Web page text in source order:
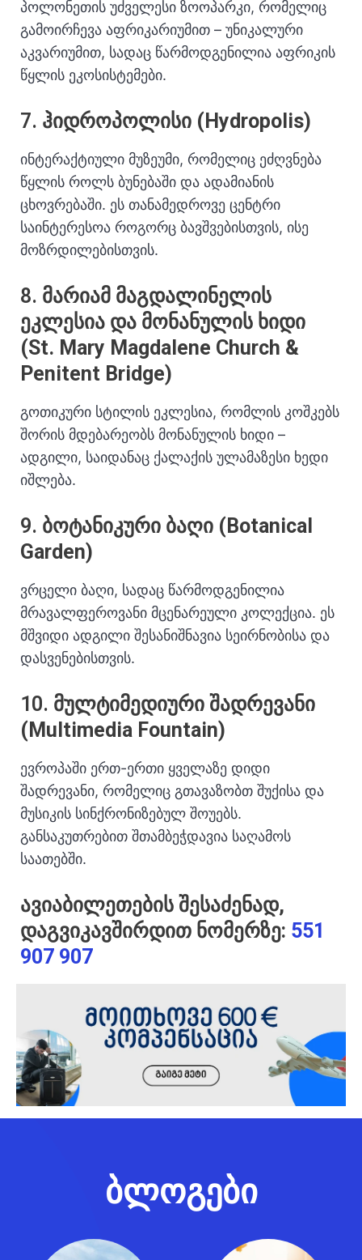
პოლონეთის უძველესი ზოოპარკი, რომელიც
გამოირჩევა აფრიკარიუმით – უნიკალური
აკვარიუმით, სადაც წარმოდგენილია აფრიკის
წყლის ეკოსისტემები.
7. ჰიდროპოლისი (Hydropolis)
ინტერაქტიული მუზეუმი, რომელიც ეძღვნება
წყლის როლს ბუნებაში და ადამიანის
ცხოვრებაში. ეს თანამედროვე ცენტრი
საინტერესოა როგორც ბავშვებისთვის, ისე
მოზრდილებისთვის.
8. მარიამ მაგდალინელის
ეკლესია და მონანულის ხიდი
(St. Mary Magdalene Church &
Penitent Bridge)
გოთიკური სტილის ეკლესია, რომლის კოშკებს
შორის მდებარეობს მონანულის ხიდი –
ადგილი, საიდანაც ქალაქის ულამაზესი ხედი
იშლება.
9. ბოტანიკური ბაღი (Botanical
Garden)
ვრცელი ბაღი, სადაც წარმოდგენილია
მრავალფეროვანი მცენარეული კოლექცია. ეს
მშვიდი ადგილი შესანიშნავია სეირნობისა და
დასვენებისთვის.
10. მულტიმედიური შადრევანი
(Multimedia Fountain)
ევროპაში ერთ-ერთი ყველაზე დიდი
შადრევანი, რომელიც გთავაზობთ შუქისა და
მუსიკის სინქრონიზებულ შოუებს.
განსაკუთრებით შთამბეჭდავია საღამოს
საათებში.
ავიაბილეთების შესაძენად,
დაგვიკავშირდით ნომერზე: 551
907 907
ბლოგები